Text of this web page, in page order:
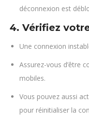
déconnexion est
4. Vérifiez
Une connexion
Assurez-vous d’être
mobiles.
Vous pouvez aussi
pour réinitialiser la